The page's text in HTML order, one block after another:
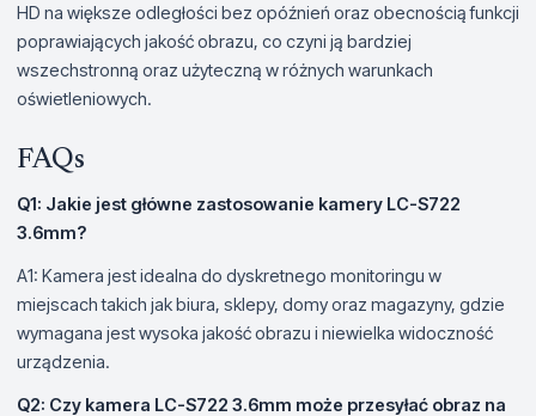
HD na większe odległości bez opóźnień oraz obecnością funkcji
poprawiających jakość obrazu, co czyni ją bardziej
wszechstronną oraz użyteczną w różnych warunkach
oświetleniowych.
FAQs
Q1: Jakie jest główne zastosowanie kamery LC-S722
3.6mm?
A1: Kamera jest idealna do dyskretnego monitoringu w
miejscach takich jak biura, sklepy, domy oraz magazyny, gdzie
wymagana jest wysoka jakość obrazu i niewielka widoczność
urządzenia.
Q2: Czy kamera LC-S722 3.6mm może przesyłać obraz na